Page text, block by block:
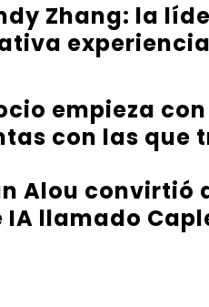
Zhang: la
empieza
con las que
Alou convirtió
IA llamado